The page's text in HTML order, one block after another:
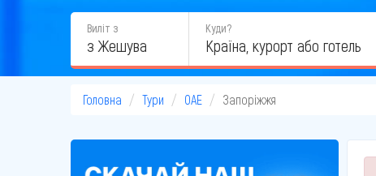
Виліт з
з Жешува
Куди?
Головна Тури ОАЕ Запоріжжя